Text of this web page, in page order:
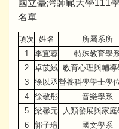
國立臺灣師範大學111
名單
項次 姓名 所屬系所
1
李宜蓉 特殊教育學
2
卓苡絨 教育心理與輔導
3
徐以丞營養科學學士學
4
徐敬彤 音樂學系
5
梁馨元 人類發展與家庭
6
郭子瑄 國文學系